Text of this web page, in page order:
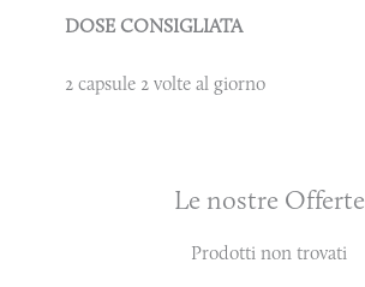
DOSE CONSIGLIATA
2 capsule 2 volte al giorno
Le nostre Offerte
Prodotti non trovati